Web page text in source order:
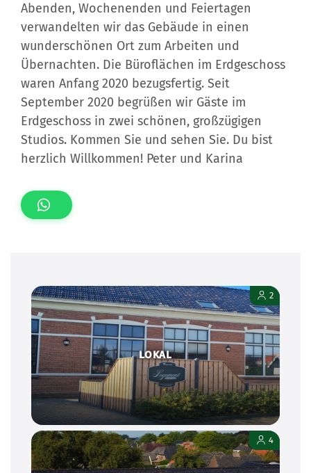
Abenden, Wochenenden und Feiertagen
verwandelten wir das Gebäude in einen
wunderschönen Ort zum Arbeiten und
Übernachten. Die Büroflächen im Erdgeschoss
waren Anfang 2020 bezugsfertig. Seit
September 2020 begrüßen wir Gäste im
Erdgeschoss in zwei schönen, großzügigen
Studios. Kommen Sie und sehen Sie. Du bist
herzlich Willkommen! Peter und Karina
LOKAL
2
4